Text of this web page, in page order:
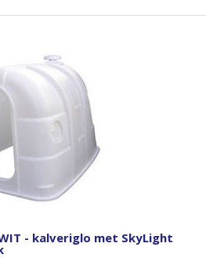
- kalveriglo met SkyLight